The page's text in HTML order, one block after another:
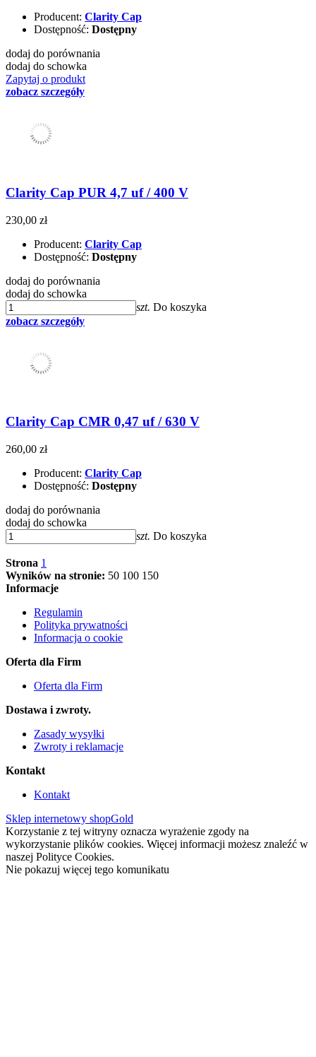
Producent: Clarity Cap
Dostępność: Dostępny
dodaj do porównania
dodaj do schowka
Zapytaj o produkt
zobacz szczegóły
Clarity Cap PUR 4,7 uf / 400 V
230,00 zł
Producent: Clarity Cap
Dostępność: Dostępny
dodaj do porównania
dodaj do schowka
szt. Do koszyka
zobacz szczegóły
Clarity Cap CMR 0,47 uf / 630 V
260,00 zł
Producent: Clarity Cap
Dostępność: Dostępny
dodaj do porównania
dodaj do schowka
szt. Do koszyka
Strona 1
Wyników na stronie: 50 100 150
Informacje
Regulamin
Polityka prywatności
Informacja o cookie
Oferta dla Firm
Oferta dla Firm
Dostawa i zwroty.
Zasady wysyłki
Zwroty i reklamacje
Kontakt
Kontakt
Sklep internetowy shopGold
Korzystanie z tej witryny oznacza wyrażenie zgody na
wykorzystanie plików cookies. Więcej informacji możesz znaleźć w
naszej Polityce Cookies.
Nie pokazuj więcej tego komunikatu